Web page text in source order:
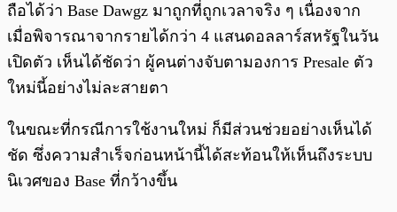
ถือได้ว่า Base Dawgz มาถูกที่ถูกเวลาจริง ๆ เนื่องจาก
เมื่อพิจารณาจากรายได้กว่า 4 แสนดอลลาร์สหรัฐในวัน
เปิดตัว เห็นได้ชัดว่า ผู้คนต่างจับตามองการ Presale ตัว
ใหม่นี้อย่างไม่ละสายตา
ในขณะที่กรณีการใช้งานใหม่ ก็มีส่วนช่วยอย่างเห็นได้
ชัด ซึ่งความสำเร็จก่อนหน้านี้ได้สะท้อนให้เห็นถึงระบบ
นิเวศของ Base ที่กว้างขึ้น